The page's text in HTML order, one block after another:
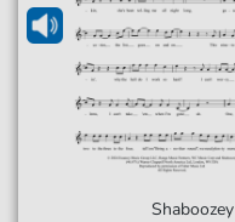
Shaboozey